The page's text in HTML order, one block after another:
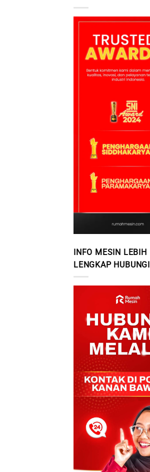
INFO MESIN LEBIH
LENGKAP HUBUNGI